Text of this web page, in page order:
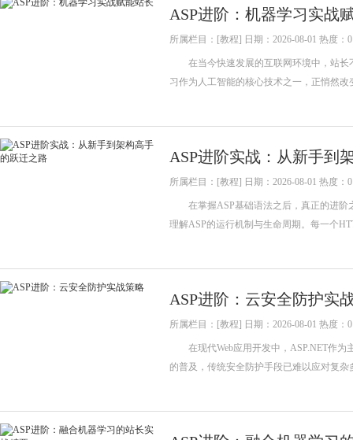
ASP进阶：机器学习实战
所属栏目：[教程] 日期：2026-08-01 热度：0
在当今快速发展的互联网环境中，站长
习作为人工智能的核心技术之一，正悄然
ASP进阶实战：从新手到
所属栏目：[教程] 日期：2026-08-01 热度：0
在掌握ASP基础语法之后，真正的进阶
理解ASP的运行机制与生命周期。每一个
ASP进阶：云安全防护实
所属栏目：[教程] 日期：2026-08-01 热度：0
在现代Web应用开发中，ASP.NET作为
的普及，传统安全防护手段已难以应对复